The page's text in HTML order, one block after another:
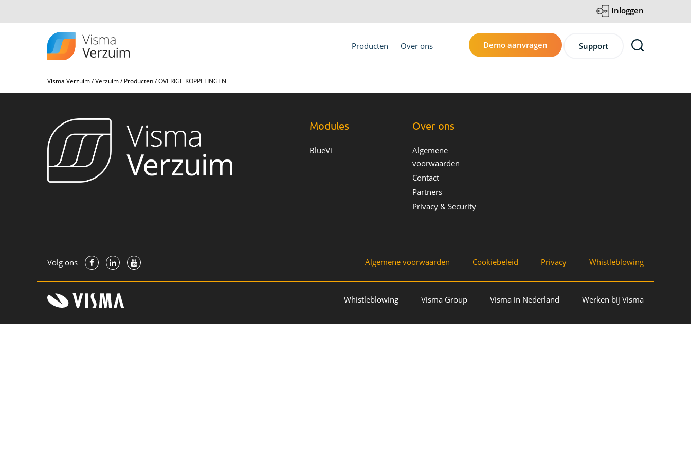
Inloggen
Producten Over ons Demo aanvragen Support
Visma Verzuim/Verzuim/Producten/OVERIGE KOPPELINGEN
Modules
BlueVi
Over ons
Algemene
voorwaarden
Contact
Partners
Privacy & Security
Volg ons Algemene voorwaarden Cookiebeleid Privacy Whistleblowing
Whistleblowing Visma Group Visma in Nederland Werken bij Visma